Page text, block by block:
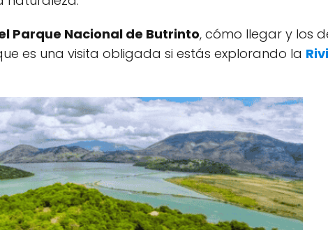
Parque Nacional de Butrinto, cómo llegar y los
es una visita obligada si estás explorando la